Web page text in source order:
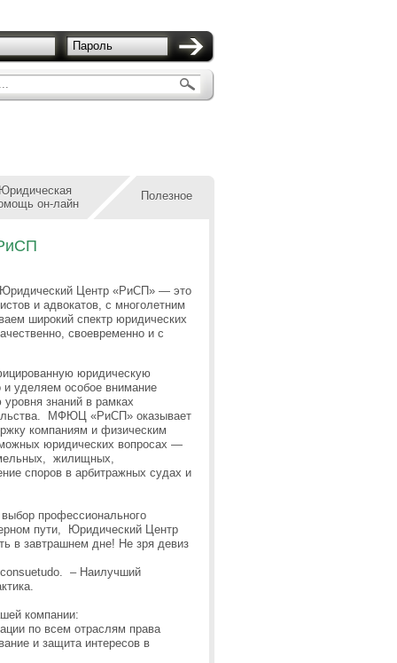
Пароль
Юридическая
он-лайн
Полезное
Центр «РиСП» — это
и адвокатов, с многолетним
широкий спектр юридических
своевременно и с
юридическую
уделяем особое внимание
знаний в рамках
МФЮЦ «РиСП» оказывает
компаниям и физическим
юридических вопросах —
жилищных,
споров в арбитражных судах и
профессионального
пути, Юридический Центр
в завтрашнем дне! Не зря девиз
– Наилучший
компании:
по всем отраслям права
и защита интересов в